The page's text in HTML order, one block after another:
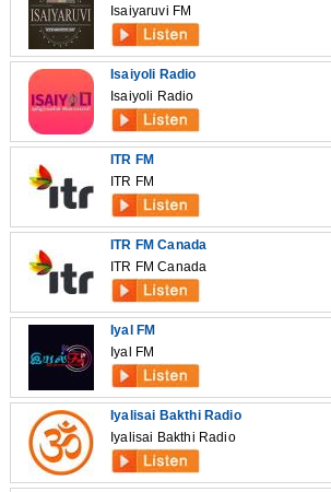
Isaiyaruvi FM
Isaiyoli Radio
Isaiyoli Radio
ITR FM
ITR FM
ITR FM Canada
ITR FM Canada
Iyal FM
Iyal FM
Iyalisai Bakthi Radio
Iyalisai Bakthi Radio